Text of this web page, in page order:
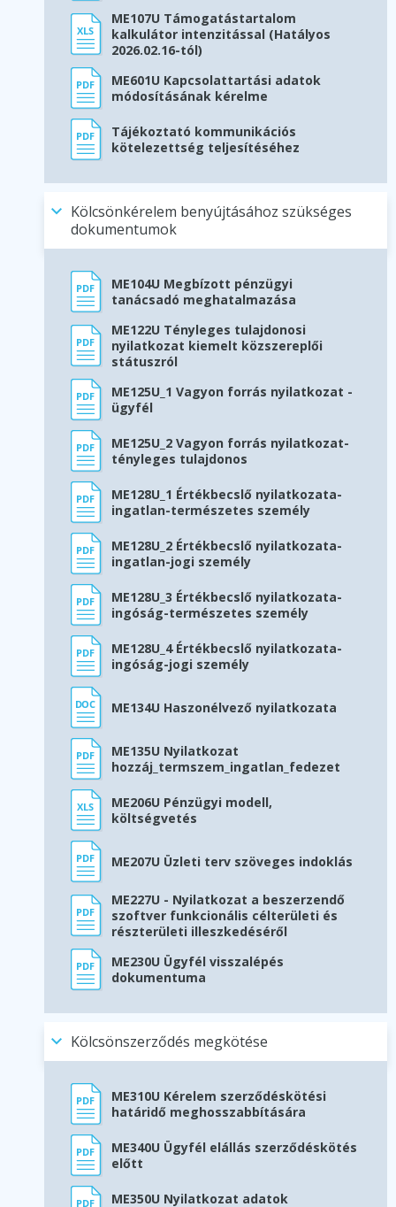
ME107U Támogatástartalom
kalkulátor intenzitással (Hatályos
2026.02.16-tól)
ME601U Kapcsolattartási adatok
módosításának kérelme
Tájékoztató kommunikációs
kötelezettség teljesítéséhez
Kölcsönkérelem benyújtásához szükséges
dokumentumok
ME104U Megbízott pénzügyi
tanácsadó meghatalmazása
ME122U Tényleges tulajdonosi
nyilatkozat kiemelt közszereplői
státuszról
ME125U_1 Vagyon forrás nyilatkozat -
ügyfél
ME125U_2 Vagyon forrás nyilatkozat-
tényleges tulajdonos
ME128U_1 Értékbecslő nyilatkozata-
ingatlan-természetes személy
ME128U_2 Értékbecslő nyilatkozata-
ingatlan-jogi személy
ME128U_3 Értékbecslő nyilatkozata-
ingóság-természetes személy
ME128U_4 Értékbecslő nyilatkozata-
ingóság-jogi személy
ME134U Haszonélvező nyilatkozata
ME135U Nyilatkozat
hozzáj_termszem_ingatlan_fedezet
ME206U Pénzügyi modell,
költségvetés
ME207U Üzleti terv szöveges indoklás
ME227U - Nyilatkozat a beszerzendő
szoftver funkcionális célterületi és
részterületi illeszkedéséről
ME230U Ügyfél visszalépés
dokumentuma
Kölcsönszerződés megkötése
ME310U Kérelem szerződéskötési
határidő meghosszabbítására
ME340U Ügyfél elállás szerződéskötés
előtt
ME350U Nyilatkozat adatok